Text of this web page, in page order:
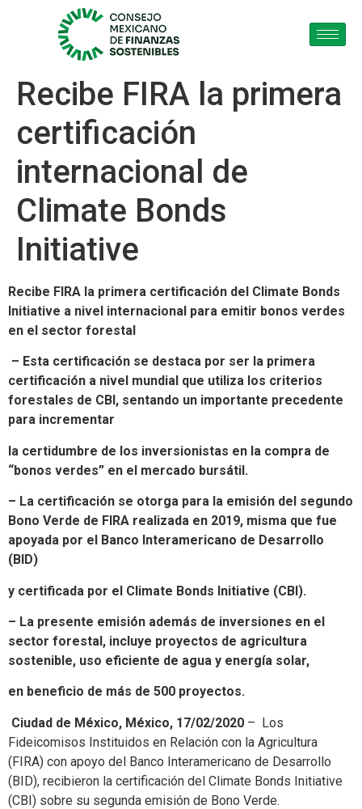
Recibe FIRA la primera
certificación
internacional de
Climate Bonds
Initiative
Recibe FIRA la primera certificación del Climate Bonds
Initiative a nivel internacional para emitir bonos verdes
en el sector forestal
– Esta certificación se destaca por ser la primera
certificación a nivel mundial que utiliza los criterios
forestales de CBI, sentando un importante precedente
para incrementar
la certidumbre de los inversionistas en la compra de
“bonos verdes” en el mercado bursátil.
– La certificación se otorga para la emisión del segundo
Bono Verde de FIRA realizada en 2019, misma que fue
apoyada por el Banco Interamericano de Desarrollo
(BID)
y certificada por el Climate Bonds Initiative (CBI).
– La presente emisión además de inversiones en el
sector forestal, incluye proyectos de agricultura
sostenible, uso eficiente de agua y energía solar,
en beneficio de más de 500 proyectos.
Ciudad de México, México, 17/02/2020 – Los
Fideicomisos Instituidos en Relación con la Agricultura
(FIRA) con apoyo del Banco Interamericano de Desarrollo
(BID), recibieron la certificación del Climate Bonds Initiative
(CBI) sobre su segunda emisión de Bono Verde.